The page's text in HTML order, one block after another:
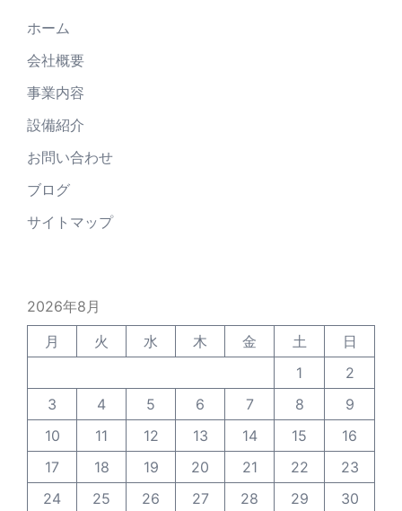
ホーム
会社概要
事業内容
設備紹介
お問い合わせ
ブログ
サイトマップ
2026年8月
月
火 水 木 金 土
日
1
2
3
4 5 6 7 8
9
10
11 12 13 14 15
16
17
18 19 20 21 22
23
24
25 26 27 28 29
30